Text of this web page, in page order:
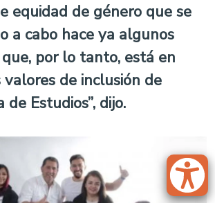
equidad de género que se
a cabo hace ya algunos
por lo tanto, está en
de inclusión de
de Estudios”, dijo.